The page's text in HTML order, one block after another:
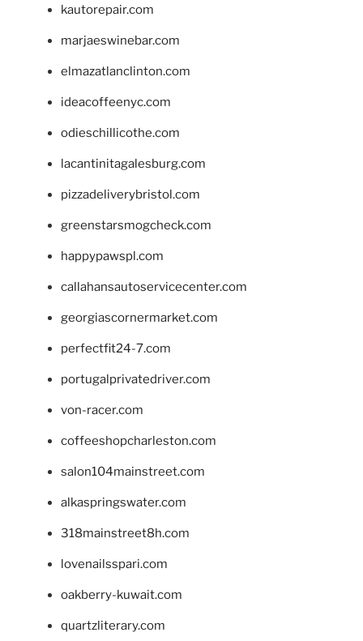
kautorepair.com
marjaeswinebar.com
elmazatlanclinton.com
ideacoffeenyc.com
odieschillicothe.com
lacantinitagalesburg.com
pizzadeliverybristol.com
greenstarsmogcheck.com
happypawspl.com
callahansautoservicecenter.com
georgiascornermarket.com
perfectfit24-7.com
portugalprivatedriver.com
von-racer.com
coffeeshopcharleston.com
salon104mainstreet.com
alkaspringswater.com
318mainstreet8h.com
lovenailsspari.com
oakberry-kuwait.com
quartzliterary.com